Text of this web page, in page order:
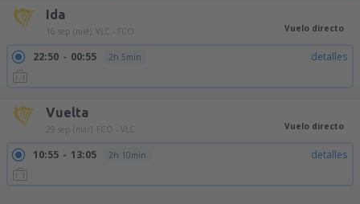
Ida
16 sep (mié) VLC - FCO Vuelo directo
22:50 00:55 2h 5min detalles
Vuelta
29 sep (mar) FCO - VLC Vuelo directo
10:55 13:05 2h 10min detalles